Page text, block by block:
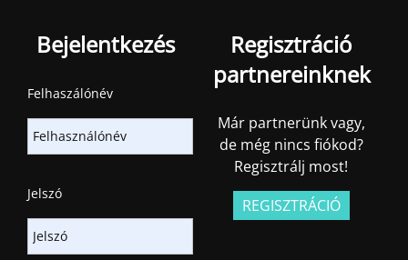
Bejelentkezés
Felhaszálónév
Jelszó
Regisztráció
partnereinknek
Már partnerünk vagy,
de még nincs fiókod?
Regisztrálj most!
REGISZTRÁCIÓ